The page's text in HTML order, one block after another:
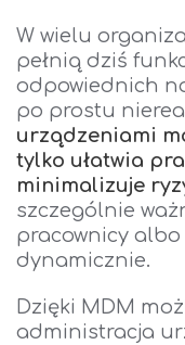
W wielu
pełnią dziś
odpowiednich
po prostu
urządzeniami
tylko ułatwia
minimalizuje
szczególnie
pracownicy
dynamicznie.
Dzięki MDM
administracja